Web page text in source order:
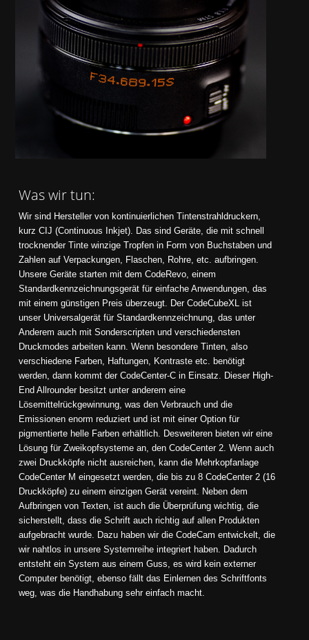
Was wir tun:
Wir sind Hersteller von kontinuierlichen Tintenstrahldruckern,
kurz CIJ (Continuous Inkjet). Das sind Geräte, die mit schnell
trocknender Tinte winzige Tropfen in Form von Buchstaben und
Zahlen auf Verpackungen, Flaschen, Rohre, etc. aufbringen.
Unsere Geräte starten mit dem CodeRevo, einem
Standardkennzeichnungsgerät für einfache Anwendungen, das
mit einem günstigen Preis überzeugt. Der CodeCubeXL ist
unser Universalgerät für Standardkennzeichnung, das unter
Anderem auch mit Sonderscripten und verschiedensten
Druckmodes arbeiten kann. Wenn besondere Tinten, also
verschiedene Farben, Haftungen, Kontraste etc. benötigt
werden, dann kommt der CodeCenter-C in Einsatz. Dieser High-
End Allrounder besitzt unter anderem eine
Lösemittelrückgewinnung, was den Verbrauch und die
Emissionen enorm reduziert und ist mit einer Option für
pigmentierte helle Farben erhältlich. Desweiteren bieten wir eine
Lösung für Zweikopfsysteme an, den CodeCenter 2. Wenn auch
zwei Druckköpfe nicht ausreichen, kann die Mehrkopfanlage
CodeCenter M eingesetzt werden, die bis zu 8 CodeCenter 2 (16
Druckköpfe) zu einem einzigen Gerät vereint. Neben dem
Aufbringen von Texten, ist auch die Überprüfung wichtig, die
sicherstellt, dass die Schrift auch richtig auf allen Produkten
aufgebracht wurde. Dazu haben wir die CodeCam entwickelt, die
wir nahtlos in unsere Systemreihe integriert haben. Dadurch
entsteht ein System aus einem Guss, es wird kein externer
Computer benötigt, ebenso fällt das Einlernen des Schriftfonts
weg, was die Handhabung sehr einfach macht.